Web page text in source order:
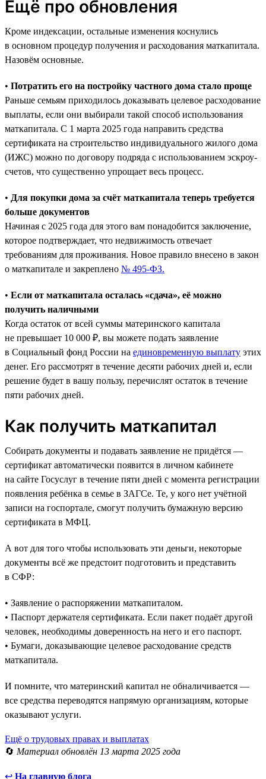
Ещё про обновления
Кроме индексации, остальные изменения коснулись
в основном процедур получения и расходования маткапитала.
Назовём основные.
• Потратить его на постройку частного дома стало проще
Раньше семьям приходилось доказывать целевое расходование
выплаты, если они выбирали такой способ использования
маткапитала. С 1 марта 2025 года направить средства
сертификата на строительство индивидуального жилого дома
(ИЖС) можно по договору подряда с использованием эскроу-
счетов, что существенно упрощает весь процесс.
• Для покупки дома за счёт маткапитала теперь требуется
больше документов
Начиная с 2025 года для этого вам понадобится заключение,
которое подтверждает, что недвижимость отвечает
требованиям для проживания. Новое правило внесено в закон
о маткапитале и закреплено № 495-ФЗ.
• Если от маткапитала осталась «сдача», её можно
получить наличными
Когда остаток от всей суммы материнского капитала
не превышает 10 000 ₽, вы можете подать заявление
в Социальный фонд России на единовременную выплату этих
денег. Его рассмотрят в течение десяти рабочих дней и, если
решение будет в вашу пользу, перечислят остаток в течение
пяти рабочих дней.
Как получить маткапитал
Собирать документы и подавать заявление не придётся —
сертификат автоматически появится в личном кабинете
на сайте Госуслуг в течение пяти дней с момента регистрации
появления ребёнка в семье в ЗАГСе. Те, у кого нет учётной
записи на госпортале, смогут получить бумажную версию
сертификата в МФЦ.
А вот для того чтобы использовать эти деньги, некоторые
документы всё же предстоит подготовить и представить
в СФР:
• Заявление о распоряжении маткапиталом.
• Паспорт держателя сертификата. Если пакет подаёт другой
человек, необходимы доверенность на него и его паспорт.
• Бумаги, доказывающие целевое расходование средств
маткапитала.
И помните, что материнский капитал не обналичивается —
все средства переводятся напрямую организациям, которые
оказывают услуги.
Ещё о трудовых правах и выплатах
🔄 Материал обновлён 13 марта 2025 года
↩ На главную блога